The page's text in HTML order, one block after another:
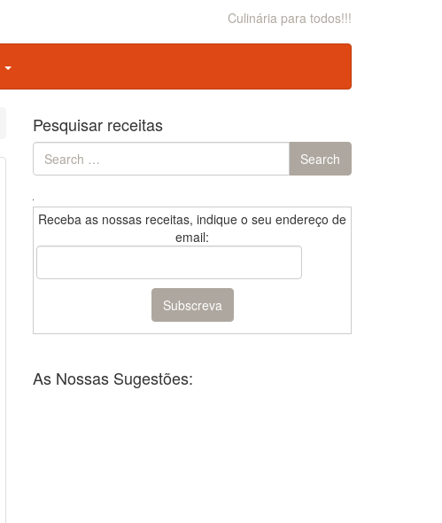
Culinária para todos!!!
Pesquisar receitas
Search
for:
Search
Receba as nossas receitas, indique o seu endereço de
email:
As Nossas Sugestões: